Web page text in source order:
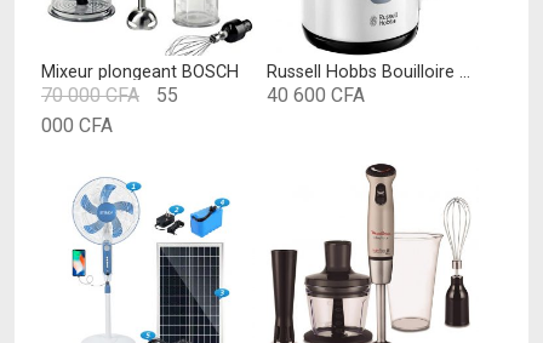
Mixeur plongeant BOSCH
70 000CFA
Le
70
000 CFA.
55
000 CFA
actuel
est :
55
000 CFA.
Russell Hobbs Bouilloire de Voyage 1,7L 2200W – 25070-70 My Home
40 600 CFA